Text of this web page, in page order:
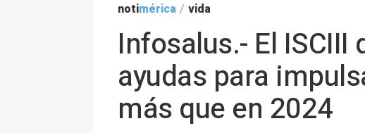
notimérica / vida
Infosalus.- El
ayudas para
más que en 2024